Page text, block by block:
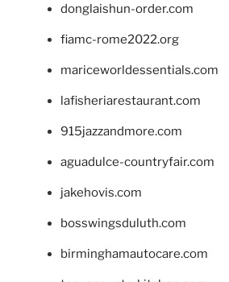
donglaishun-order.com
fiamc-rome2022.org
mariceworldessentials.com
lafisheriarestaurant.com
915jazzandmore.com
aguadulce-countryfair.com
jakehovis.com
bosswingsduluth.com
birminghamautocare.com